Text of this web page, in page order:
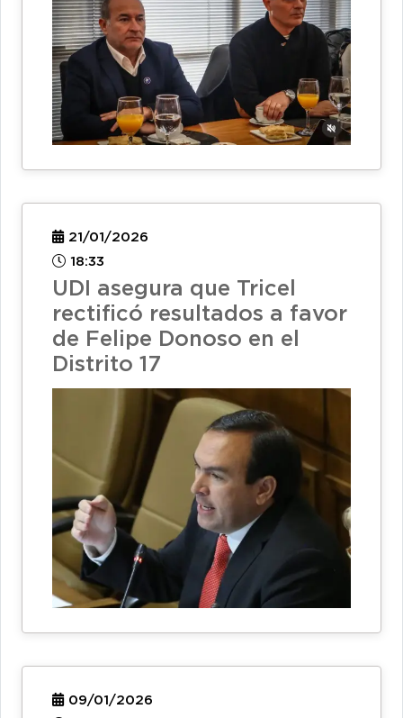
21/01/2026
18:33
UDI asegura que Tricel
rectificó resultados a favor
de Felipe Donoso en el
Distrito 17
09/01/2026